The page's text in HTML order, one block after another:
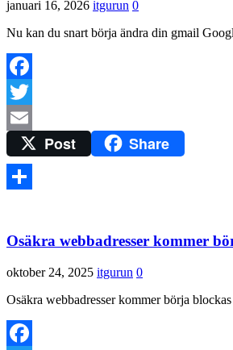
januari 16, 2026 itgurun 0
Nu kan du snart börja ändra din gmail
Facebook
Twitter
Email
Post Share
Osäkra webbadresser kommer
oktober 24, 2025 itgurun 0
Osäkra webbadresser kommer börja